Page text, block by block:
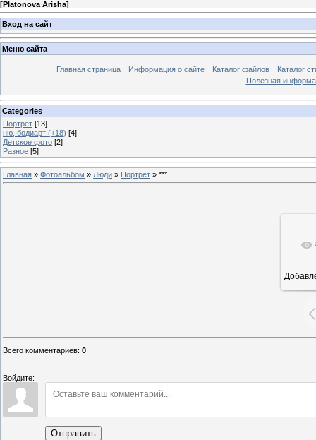
[Platonova Arisha]
Вход на сайт
Меню сайта
Главная страница Информация о сайте Каталог файлов
Каталог
Полезная
Categories
Портрет [13]
ню, бодиарт (+18) [4]
Детское фото [2]
Разное [5]
Главная » Фотоальбом » Люди » Портрет » ***
Всего комментариев: 0
Войдите:
Отправить